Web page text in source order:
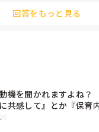
回答をもっと見る
機を聞かれますよね？
共感して』とか『保育
等々が多いかと思いま